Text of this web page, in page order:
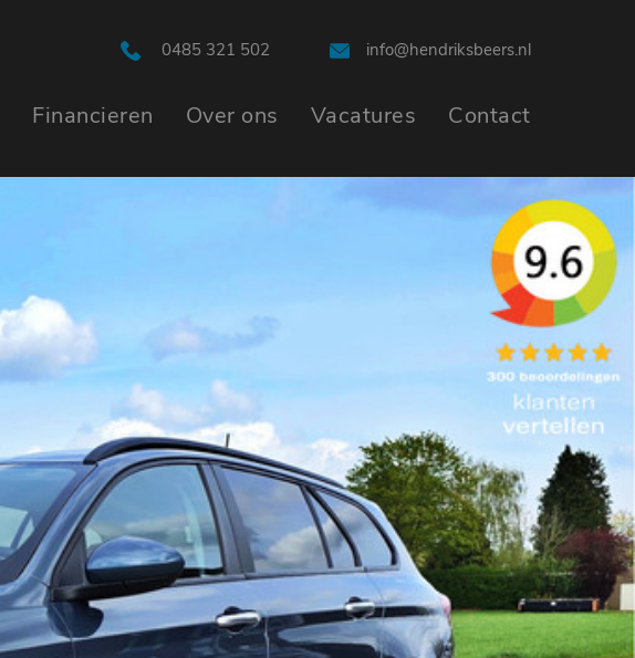
0485 321 502 info@hendriksbeers.nl
Financieren Over ons Vacatures Contact